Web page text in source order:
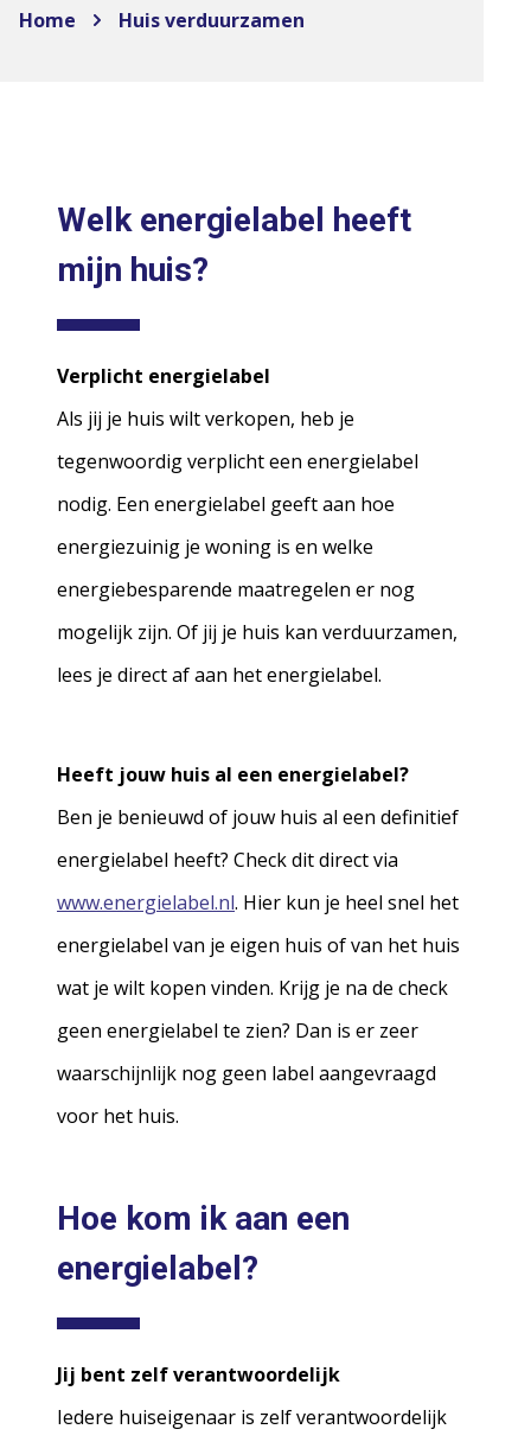
Home Huis verduurzamen
Welk energielabel heeft
mijn huis?
Verplicht energielabel
Als jij je huis wilt verkopen, heb je
tegenwoordig verplicht een energielabel
nodig. Een energielabel geeft aan hoe
energiezuinig je woning is en welke
energiebesparende maatregelen er nog
mogelijk zijn. Of jij je huis kan verduurzamen,
lees je direct af aan het energielabel.
Heeft jouw huis al een energielabel?
Ben je benieuwd of jouw huis al een definitief
energielabel heeft? Check dit direct via
www.energielabel.nl. Hier kun je heel snel het
energielabel van je eigen huis of van het huis
wat je wilt kopen vinden. Krijg je na de check
geen energielabel te zien? Dan is er zeer
waarschijnlijk nog geen label aangevraagd
voor het huis.
Hoe kom ik aan een
energielabel?
Jij bent zelf verantwoordelijk
Iedere huiseigenaar is zelf verantwoordelijk